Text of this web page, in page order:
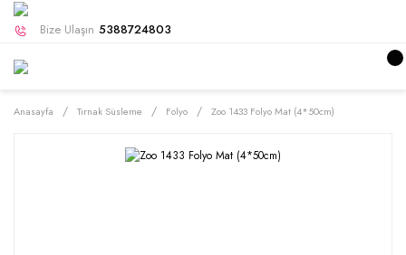
Bize Ulaşın 5388724803
Anasayfa Tırnak Süsleme Folyo Zoo 1433 Folyo Mat (4*50cm)